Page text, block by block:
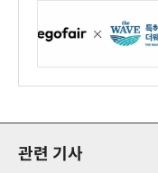
관련 기사